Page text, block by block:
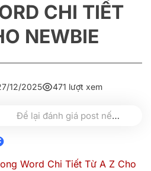
CHI TIẾT
NEWBIE
12/2025 471 lượt xem
Để lại đánh giá post nếu bạn thấy hữu ích nhé